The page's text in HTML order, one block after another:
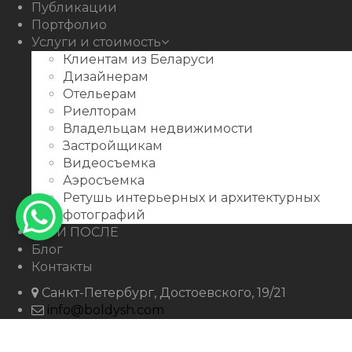
Публикации
Портфолио
Услуги и стоимость
Клиентам из Беларуси
Дизайнерам
Отельерам
Риелторам
Владельцам недвижимости
Застройщикам
Видеосъемка
Аэросъемка
Ретушь интерьерных и архитектурных
фотографий
ДО И ПОСЛЕ
Блог
Контакты
Санкт-Петербург, Достоевского, 19/21
info@boldysh.com